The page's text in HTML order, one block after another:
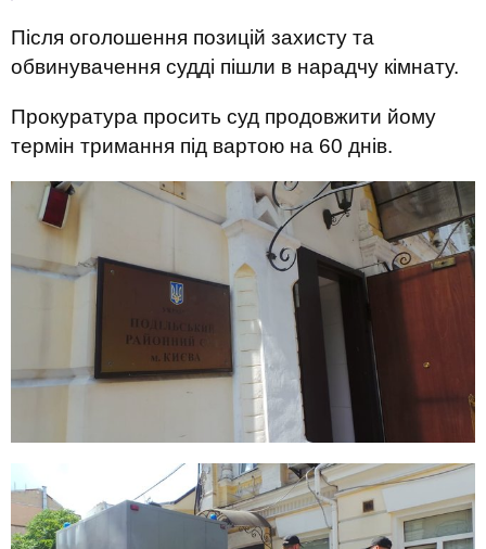
Після оголошення позицій захисту та
обвинувачення судді пішли в нарадчу кімнату.
Прокуратура просить суд продовжити йому
термін тримання під вартою на 60 днів.